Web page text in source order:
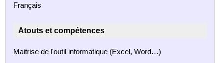
Français
Atouts et compétences
Maitrise de l'outil informatique (Excel, Word…)